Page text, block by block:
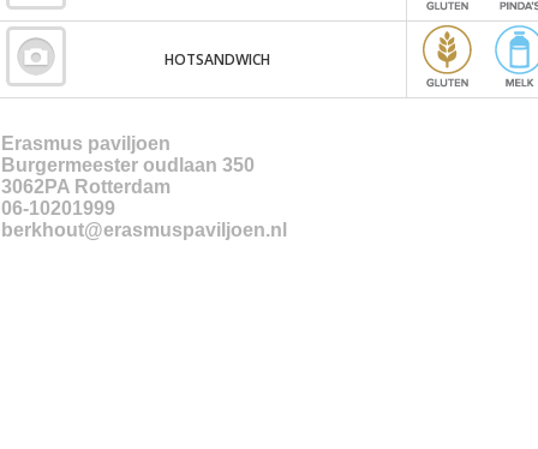
HOTSANDWICH
Erasmus paviljoen
Burgermeester oudlaan 350
3062PA Rotterdam
06-10201999
berkhout@erasmuspaviljoen.nl